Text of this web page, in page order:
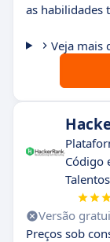
as habilidades
Veja mais
Código
Talentos
Versão
Preços sob